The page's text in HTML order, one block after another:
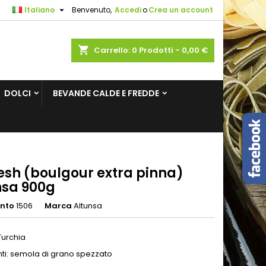
Benvenuto, AccedioCrea un account
Italiano 
shopping_cart Carrello: 0 Prodotti - 0,00 €
DOLCI BEVANDE CALDE E FREDDE
(boulgour extra pinna)
900g
1506 Marca Altunsa
semola di grano spezzato